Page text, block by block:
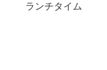
ランチタイム